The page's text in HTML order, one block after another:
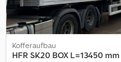
Kofferaufbau
HFR SK20 BOX L=13450 mm